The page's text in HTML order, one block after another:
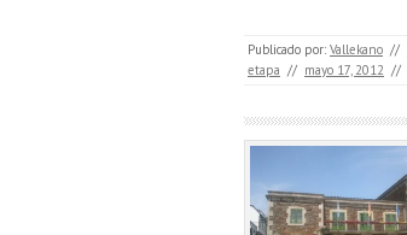
Publicado por: Vallekano //
etapa // mayo 17, 2012 //